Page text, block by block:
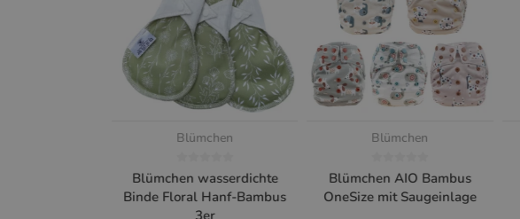
Blümchen
Blümchen wasserdichte
Binde Floral Hanf-Bambus
3er
Blümchen
Blümchen AIO Bambus
OneSize mit Saugeinlage